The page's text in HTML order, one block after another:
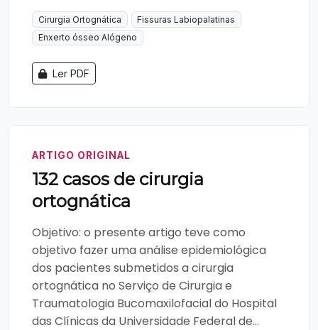
Cirurgia Ortognática
Fissuras Labiopalatinas
Enxerto ósseo Alógeno
Ler PDF
ARTIGO ORIGINAL
132 casos de cirurgia
ortognática
Objetivo: o presente artigo teve como
objetivo fazer uma análise epidemiológica
dos pacientes submetidos a cirurgia
ortognática no Serviço de Cirurgia e
Traumatologia Bucomaxilofacial do Hospital
das Clínicas da Universidade Federal de...